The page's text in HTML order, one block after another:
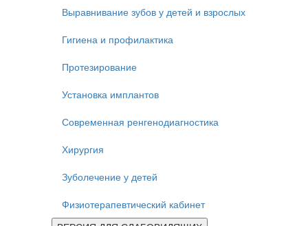
Выравнивание зубов у детей и взрослых
Гигиена и профилактика
Протезирование
Установка имплантов
Современная ренгенодиагностика
Хирургия
Зуболечение у детей
Физиотерапевтический кабинет